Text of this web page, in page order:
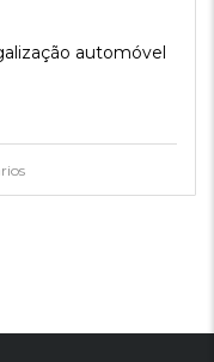
automóvel